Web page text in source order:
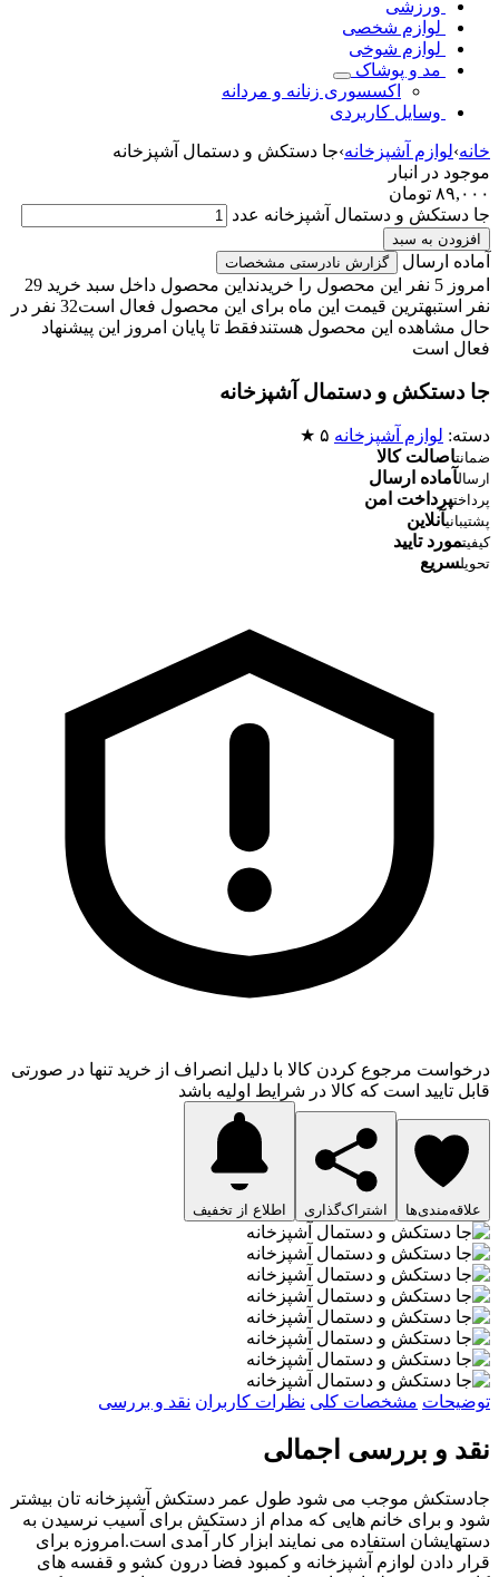
ورزشی
لوازم شخصی
لوازم شوخی
مد و پوشاک
اکسسوری زنانه و مردانه
وسایل کاربردی
خانه›لوازم آشپزخانه›جا دستکش و دستمال آشپزخانه
موجود در انبار
۸۹,۰۰۰ تومان
جا دستکش و دستمال آشپزخانه عدد
افزودن به سبد
آماده ارسال گزارش نادرستی مشخصات
امروز 5 نفر این محصول را خریدند
این محصول داخل سبد خرید 29
نفر استبهترین قیمت این ماه برای این محصول فعال است
32 نفر در
حال مشاهده این محصول هستندفقط تا پایان امروز این پیشنهاد
فعال است
جا دستکش و دستمال آشپزخانه
دسته: لوازم آشپزخانه ۵ ★
ضمانتاصالت کالا
ارسالآماده ارسال
پرداختپرداخت امن
پشتیبانیآنلاین
کیفیتمورد تایید
تحویلسریع
درخواست مرجوع کردن کالا با دلیل انصراف از خرید تنها در صورتی
قابل تایید است که کالا در شرایط اولیه باشد
علاقه‌مندی‌ها اشتراک‌گذاری اطلاع از تخفیف
توضیحات مشخصات کلی نظرات کاربران نقد و بررسی
نقد و بررسی اجمالی
جادستکش موجب می شود طول عمر دستکش آشپزخانه تان بیشتر
شود و برای خانم هایی که مدام از دستکش برای آسیب نرسیدن به
دستهایشان استفاده می نمایند ابزار کار آمدی است.امروزه برای
قرار دادن لوازم آشپزخانه و کمبود فضا درون کشو و قفسه های